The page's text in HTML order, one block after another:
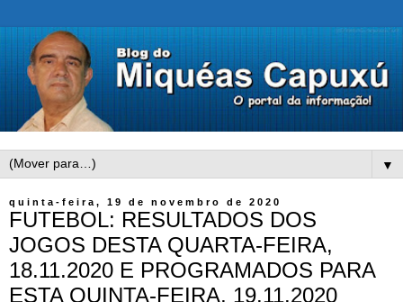
▼
quinta-feira, 19 de novembro de 2020
FUTEBOL: RESULTADOS DOS
JOGOS DESTA QUARTA-FEIRA,
18.11.2020 E PROGRAMADOS PARA
ESTA QUINTA-FEIRA, 19.11.2020